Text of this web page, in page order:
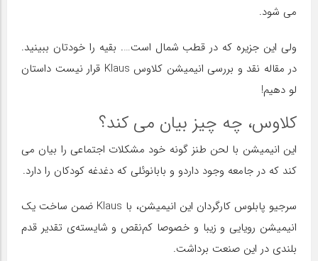
می شود.
ولی این جزیره که در قطب شمال است…. بقیه را خودتان ببینید.
در مقاله نقد و بررسی انیمیشن کلاوس Klaus قرار نیست داستان
لو دهیم!
کلاوس، چه چیز بیان می کند؟
این انیمیشن با لحن طنز گونه خود مشکلات اجتماعی را بیان می
کند که در جامعه وجود داردو و بابانوئلی که دغدغه کودکان را دارد.
سرجیو پابلوس کارگردان این انیمیشن، با Klaus ضمن ساخت یک
انیمیشن رویایی و زیبا و خصوصا کم‌نقص و شایسته‌ی تقدیر قدم
بلندی در این صنعت برداشت.